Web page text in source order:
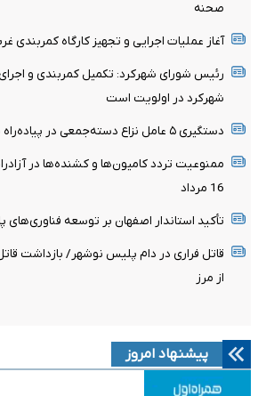
صحنه
آغاز عملیات اجرایی و تجهیز کارگاه کمربندی
رئیس شورای شهرکرد: تکمیل کمربندی و
شهرکرد در اولویت است
دستگیری ۵ عامل نزاع دسته‌جمعی در پیاده‌راه سلامت شیراز
16 مرداد
تأکید استاندار اصفهان بر توسعه فناوری‌های
قاتل فراری در دام پلیس نوشهر/ بازداشت
از مرز
پیشنهاد امروز